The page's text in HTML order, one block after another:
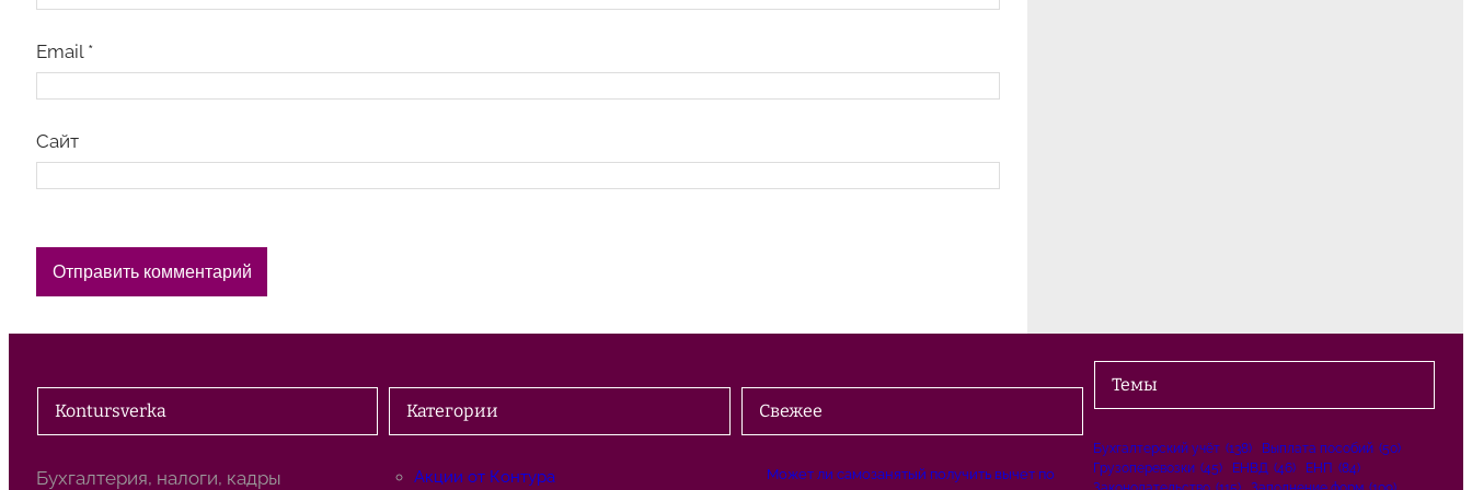
Email *
Сайт
Kontursverka
Бухгалтерия, налоги, кадры
Категории
Акции от Контура
Свежее
Может ли самозанятый получить вычет по
Темы
Бухгалтерский учёт (138) Выплата пособий (50)
Грузоперевозки (45) ЕНВД (46) ЕНП (84)